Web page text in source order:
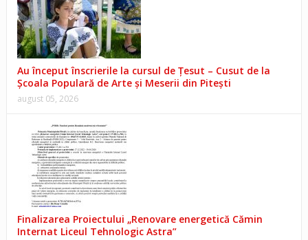
Au început înscrierile la cursul de Țesut – Cusut de la
Școala Populară de Arte și Meserii din Pitești
august 05, 2026
Finalizarea Proiectului „Renovare energetică Cămin
Internat Liceul Tehnologic Astra”